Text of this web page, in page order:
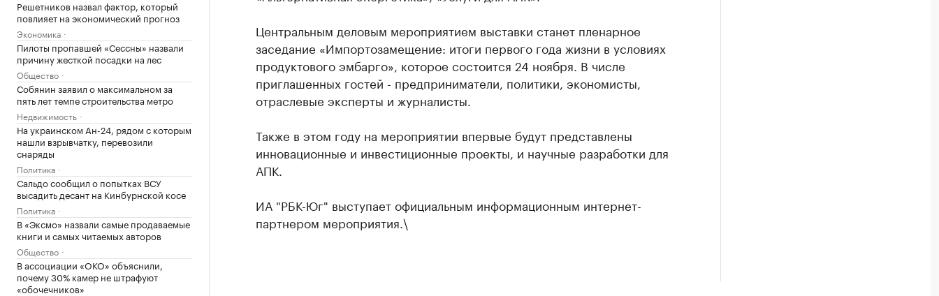
Решетников назвал фактор, который
повлияет на экономический прогноз
Экономика
Пилоты пропавшей «Сессны» назвали
причину жесткой посадки на лес
Общество
Собянин заявил о максимальном за
пять лет темпе строительства метро
Недвижимость
На украинском Ан-24, рядом с которым
нашли взрывчатку, перевозили
снаряды
Политика
Сальдо сообщил о попытках ВСУ
высадить десант на Кинбурнской косе
Политика
В «Эксмо» назвали самые продаваемые
книги и самых читаемых авторов
Общество
В ассоциации «ОКО» объяснили,
почему 30% камер не штрафуют
«обочечников»
Центральным деловым мероприятием выставки станет пленарное
заседание «Импортозамещение: итоги первого года жизни в условиях
продуктового эмбарго», которое состоится 24 ноября. В числе
приглашенных гостей - предприниматели, политики, экономисты,
отраслевые эксперты и журналисты.
Также в этом году на мероприятии впервые будут представлены
инновационные и инвестиционные проекты, и научные разработки для
АПК.
ИА "РБК-Юг" выступает официальным информационным интернет-
партнером мероприятия.\